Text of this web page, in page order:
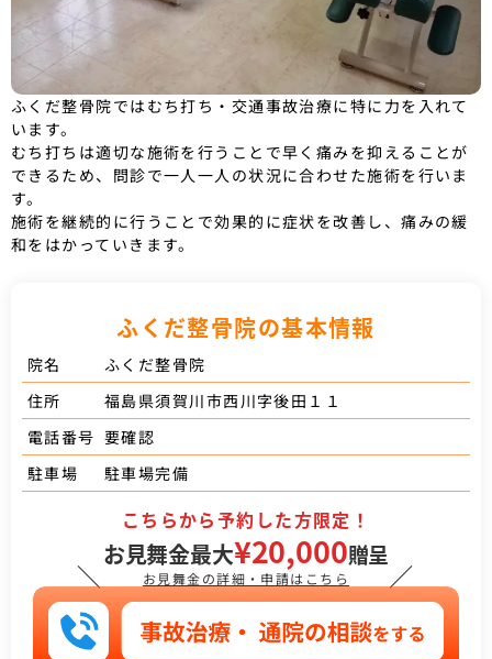
ふくだ整骨院ではむち打ち・交通事故治療に特に力を入れて
います。
むち打ちは適切な施術を行うことで早く痛みを抑えることが
できるため、問診で一人一人の状況に合わせた施術を行いま
す。
施術を継続的に行うことで効果的に症状を改善し、痛みの緩
和をはかっていきます。
ふくだ整骨院の基本情報
院名
ふくだ整骨院
住所
福島県須賀川市西川字後田１１
電話番号 要確認
駐車場
駐車場完備
＼
こちらから予約した方限定！
お見舞金最大¥20,000贈呈
お見舞金の詳細・申請はこちら ／